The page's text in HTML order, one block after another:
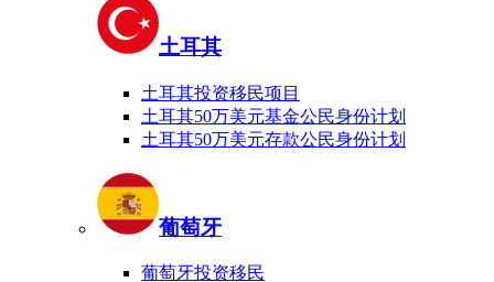
土耳其
土耳其投资移民项目
土耳其50万美元基金公民身份计划
土耳其50万美元存款公民身份计划
葡萄牙
葡萄牙投资移民